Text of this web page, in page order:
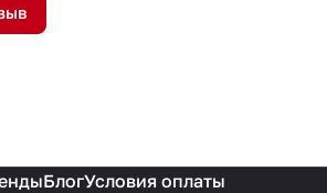
БлогУсловия оплаты